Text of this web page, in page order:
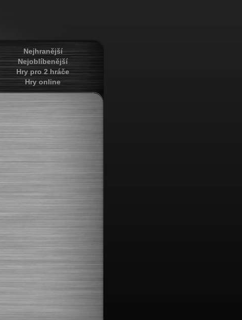
Nejhranější
Nejoblíbenější
Hry pro 2 hráče
Hry online